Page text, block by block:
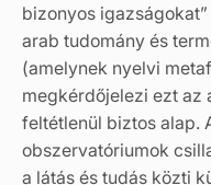
bizonyos
arab tudomány és
(amelynek nyelvi
megkérdőjelezi ezt az
feltétlenül biztos alap.
obszervatóriumok
a látás és tudás közti